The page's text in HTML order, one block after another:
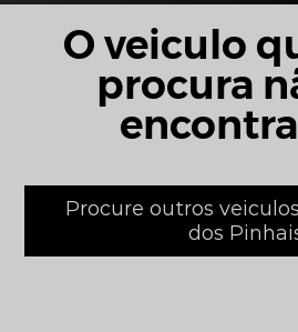
O veiculo
procura
Procure outros
dos